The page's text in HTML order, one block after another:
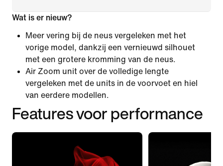
Wat is er nieuw?
Meer vering bij de neus vergeleken met het
vorige model, dankzij een vernieuwd silhouet
met een grotere kromming van de neus.
Air Zoom unit over de volledige lengte
vergeleken met de units in de voorvoet en hiel
van eerdere modellen.
Features voor performance